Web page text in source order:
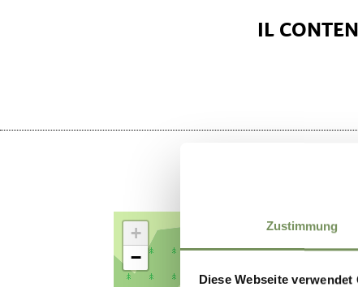
Zustimmung
Diese Webseite verwendet
IL
+
−